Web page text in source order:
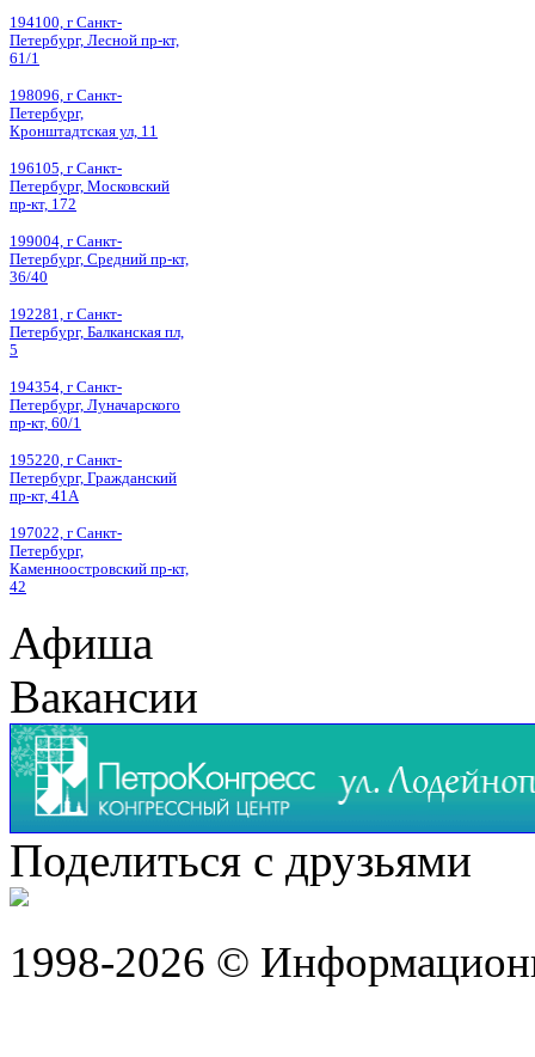
194100, г Санкт-
Петербург, Лесной пр-кт,
61/1
198096, г Санкт-
Петербург,
Кронштадтская ул, 11
196105, г Санкт-
Петербург, Московский
пр-кт, 172
199004, г Санкт-
Петербург, Средний пр-кт,
36/40
192281, г Санкт-
Петербург, Балканская пл,
5
194354, г Санкт-
Петербург, Луначарского
пр-кт, 60/1
195220, г Санкт-
Петербург, Гражданский
пр-кт, 41А
197022, г Санкт-
Петербург,
Каменноостровский пр-кт,
42
Афиша
Вакансии
Поделиться с друзьями
1998-2026 ©